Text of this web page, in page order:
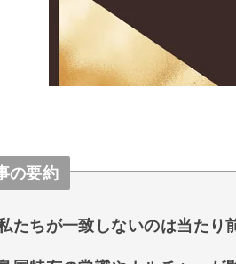
の要約
たちが一致しないのは当たり